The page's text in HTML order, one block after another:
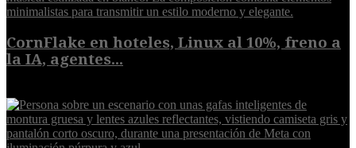
CornFlake en hoteles, Linux al 10%, freno a
la IA, agentes...